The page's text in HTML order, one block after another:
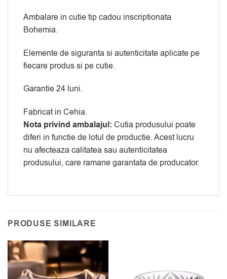
Ambalare in cutie tip cadou inscriptionata
Bohemia.
Elemente de siguranta si autenticitate aplicate pe
fiecare produs si pe cutie.
Garantie 24 luni.
Fabricat in Cehia.
Nota privind ambalajul: Cutia produsului poate
diferi in functie de lotul de productie. Acest lucru
nu afecteaza calitatea sau autenticitatea
produsului, care ramane garantata de producator.
PRODUSE SIMILARE